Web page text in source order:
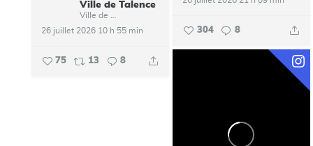
304 8
Ville de Talence
Ville de Talence
26 juillet 2026 10 h 55 min
75 13 8